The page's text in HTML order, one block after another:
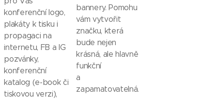
konferenční logo,
plakáty k tisku i
propagaci na
internetu, FB a IG
pozvánky,
konferenční
katalog (e-book či
tiskovou verzi),
bannery. Pomohu
vám vytvořit
značku, která
bude nejen
krásná, ale hlavně
funkční
a
zapamatovatelná.